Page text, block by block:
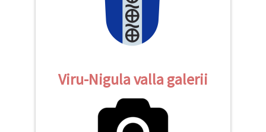
Viru-Nigula valla galerii